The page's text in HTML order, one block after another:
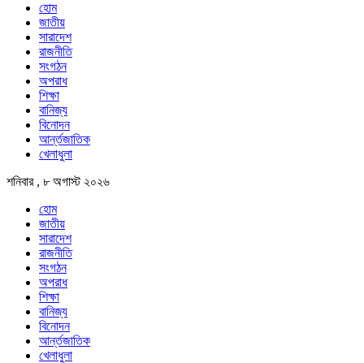
হোম
জাতীয়
সারাদেশ
রাজনীতি
সংগঠন
অপরাধ
শিক্ষা
বানিজ্য
বিনোদন
আর্ন্তজাতিক
খেলাধুলা
শনিবার , ৮ অগাস্ট ২০২৬
হোম
জাতীয়
সারাদেশ
রাজনীতি
সংগঠন
অপরাধ
শিক্ষা
বানিজ্য
বিনোদন
আর্ন্তজাতিক
খেলাধুলা